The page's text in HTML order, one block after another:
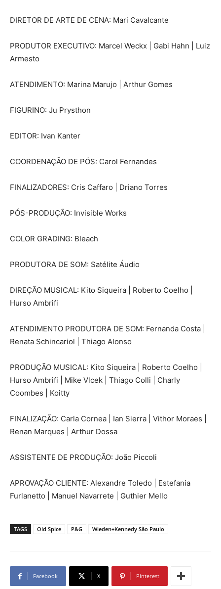
DIRETOR DE ARTE DE CENA: Mari Cavalcante
PRODUTOR EXECUTIVO: Marcel Weckx | Gabi Hahn | Luiz
Armesto
ATENDIMENTO: Marina Marujo | Arthur Gomes
FIGURINO: Ju Prysthon
EDITOR: Ivan Kanter
COORDENAÇÃO DE PÓS: Carol Fernandes
FINALIZADORES: Cris Caffaro | Driano Torres
PÓS-PRODUÇÃO: Invisible Works
COLOR GRADING: Bleach
PRODUTORA DE SOM: Satélite Áudio
DIREÇÃO MUSICAL: Kito Siqueira | Roberto Coelho |
Hurso Ambrifi
ATENDIMENTO PRODUTORA DE SOM: Fernanda Costa |
Renata Schincariol | Thiago Alonso
PRODUÇÃO MUSICAL: Kito Siqueira | Roberto Coelho |
Hurso Ambrifi | Mike Vlcek | Thiago Colli | Charly
Coombes | Koitty
FINALIZAÇÃO: Carla Cornea | Ian Sierra | Vithor Moraes |
Renan Marques | Arthur Dossa
ASSISTENTE DE PRODUÇÃO: João Piccoli
APROVAÇÃO CLIENTE: Alexandre Toledo | Estefania
Furlanetto | Manuel Navarrete | Guthier Mello
TAGS Old Spice P&G Wieden+Kennedy São Paulo
Facebook X Pinterest